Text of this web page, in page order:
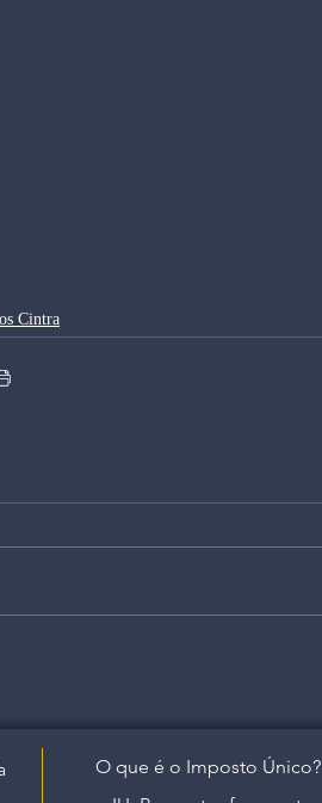
Cintra
O que é o Imposto Único?